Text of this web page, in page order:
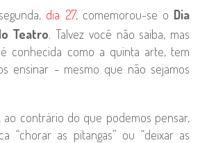
dia 27, comemorou-se o Dia
Teatro. Talvez você não saiba, mas
conhecida como a quinta arte, tem
ensinar - mesmo que não sejamos
ao contrário do que podemos pensar,
“chorar as pitangas” ou “deixar as